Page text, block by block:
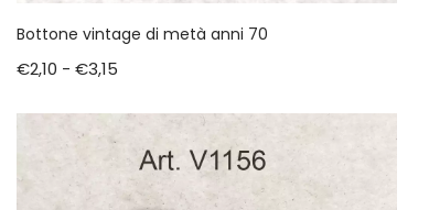
Bottone vintage di metà anni 70
€2,10 - €3,15